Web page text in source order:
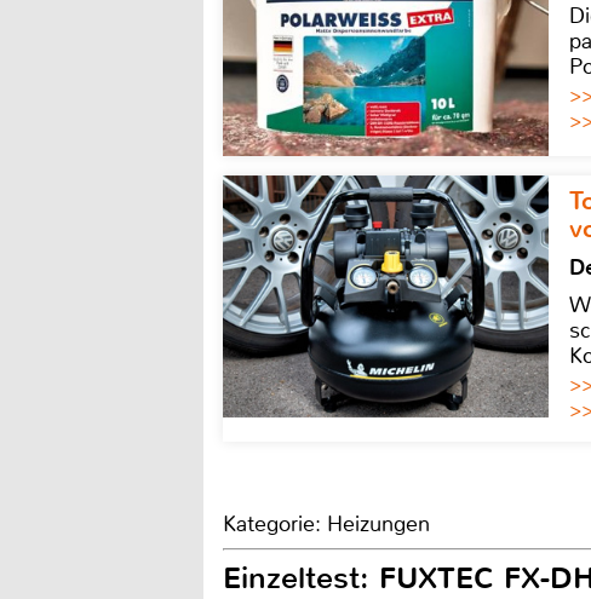
Kategorie: Heizungen
Einzeltest: FUXTEC FX-